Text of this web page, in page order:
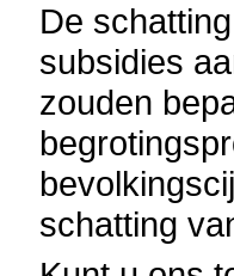
De
subsidies
zouden
schatting